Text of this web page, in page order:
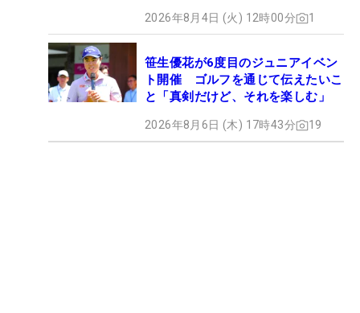
2026年8月4日 (火) 12時00分 1
笹生優花が6度目のジュニアイベン
ト開催 ゴルフを通じて伝えたいこ
と「真剣だけど、それを楽しむ」
2026年8月6日 (木) 17時43分 19